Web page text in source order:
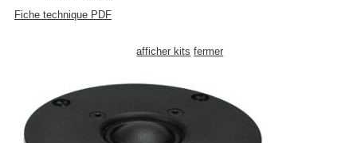
Fiche technique PDF
afficher kits fermer